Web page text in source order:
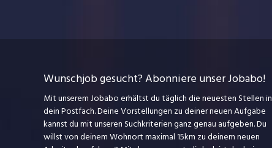
Wunschjob gesucht? Abonniere unser Jobabo!
Mit unserem Jobabo erhältst du täglich die neuesten Stellen in
dein Postfach. Deine Vorstellungen zu deiner neuen Aufgabe
kannst du mit unseren Suchkriterien ganz genau aufgeben. Du
willst von deinem Wohnort maximal 15km zu deinem neuen